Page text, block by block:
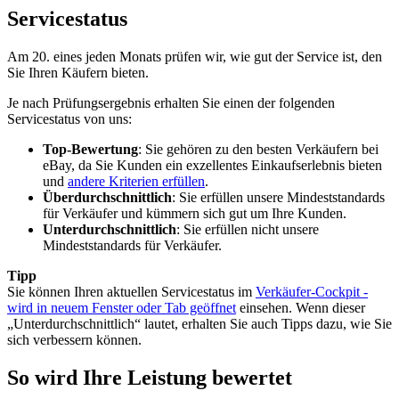
Servicestatus
Am 20. eines jeden Monats prüfen wir, wie gut der Service ist, den
Sie Ihren Käufern bieten.
Je nach Prüfungsergebnis erhalten Sie einen der folgenden
Servicestatus von uns:
Top-Bewertung: Sie gehören zu den besten Verkäufern bei
eBay, da Sie Kunden ein exzellentes Einkaufserlebnis bieten
und andere Kriterien erfüllen.
Überdurchschnittlich: Sie erfüllen unsere Mindeststandards
für Verkäufer und kümmern sich gut um Ihre Kunden.
Unterdurchschnittlich: Sie erfüllen nicht unsere
Mindeststandards für Verkäufer.
Tipp
Sie können Ihren aktuellen Servicestatus im Verkäufer-Cockpit -
wird in neuem Fenster oder Tab geöffnet einsehen. Wenn dieser
„Unterdurchschnittlich“ lautet, erhalten Sie auch Tipps dazu, wie Sie
sich verbessern können.
So wird Ihre Leistung bewertet